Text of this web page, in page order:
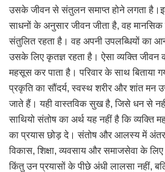
उसके जीवन से संतुलन समाप्त होने लगता
साधनों के अनुसार जीवन जीता है, वह
संतुलित रहता है। वह अपनी उपलब्धियों का
उसके लिए कृतज्ञ रहता है। ऐसा व्यक्ति जीवन
महसूस कर पाता है। परिवार के साथ बिताया
प्रकृति का सौंदर्य, स्वस्थ शरीर और शांत मन
जाते हैं। यही वास्तविक सुख है, जिसे धन से
साथियो संतोष का अर्थ यह नहीं है कि व्यक्ति
का प्रयास छोड़ दे। संतोष और आलस्य में
विकास, शिक्षा, व्यवसाय और समाजसेवा के
किंतु उन प्रयासों के पीछे अंधी लालसा नहीं,